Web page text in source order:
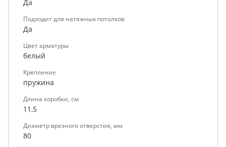
Да
Подходит для натяжных потолков
Да
Цвет арматуры
белый
Крепление
пружина
Длина коробки, см
11,5
Диаметр врезного отверстия, мм
80